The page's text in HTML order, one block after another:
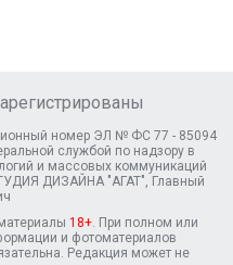
номер ЭЛ № ФС 77 - 85094
службой по надзору в
и массовых коммуникаций
ДИЗАЙНА "АГАТ", Главный
18+. При полном или
и фотоматериалов
Редакция может не